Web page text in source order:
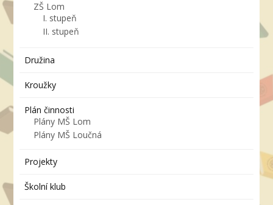
ZŠ Lom
I. stupeň
II. stupeň
Družina
Kroužky
Plán činnosti
Plány MŠ Lom
Plány MŠ Loučná
Projekty
Školní klub